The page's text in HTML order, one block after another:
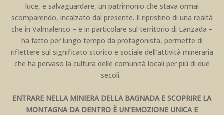
luce, e salvaguardare, un patrimonio che stava ormai
scomparendo, incalzato dal presente. Il ripristino di una realtà
che in Valmalenco – e in particolare sul territorio di Lanzada –
ha fatto per lungo tempo da protagonista, permette di
riflettere sul significato storico e sociale dell’attività mineraria
che ha pervaso la cultura delle comunità locali per più di due
secoli.
ENTRARE NELLA MINIERA DELLA BAGNADA E SCOPRIRE LA
MONTAGNA DA DENTRO È UN’EMOZIONE UNICA E